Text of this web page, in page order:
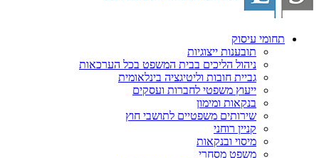
תחומי עיסוק
תובענות ייצוגיות
ניהול הליכים בבית המשפט בכל הערכאות
גביית חובות וליטיגציה בינלאומית
ייעוץ משפטי לחברות ועסקים
בנקאות ומימון
שירותים משפטיים לתושבי חוץ
קניין רוחני
מיסוי ובנקאות
משפט מסחרי